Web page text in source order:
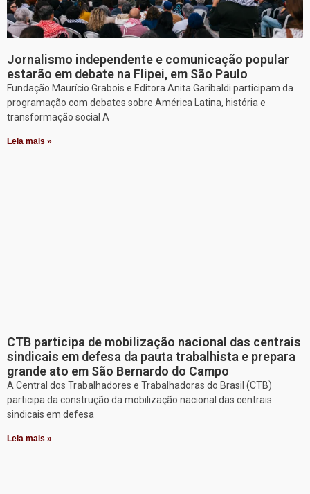
Jornalismo independente e comunicação popular
estarão em debate na Flipei, em São Paulo
Fundação Maurício Grabois e Editora Anita Garibaldi participam da
programação com debates sobre América Latina, história e
transformação social A
Leia mais »
CTB participa de mobilização nacional das centrais
sindicais em defesa da pauta trabalhista e prepara
grande ato em São Bernardo do Campo
A Central dos Trabalhadores e Trabalhadoras do Brasil (CTB)
participa da construção da mobilização nacional das centrais
sindicais em defesa
Leia mais »